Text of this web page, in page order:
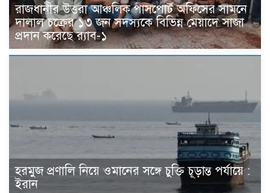
রাজধানীর উত্তরা আঞ্চলিক পাসপোর্ট অফিসের সামনে
দালাল চক্রের ১৩ জন সদস্যকে বিভিন্ন মেয়াদে সাজা
প্রদান করেছে র‌্যাব-১
হরমুজ প্রণালি নিয়ে ওমানের সঙ্গে চুক্তি চূড়ান্ত পর্যায়ে :
ইরান